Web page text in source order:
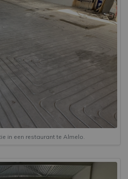
in een restaurant te Almelo.